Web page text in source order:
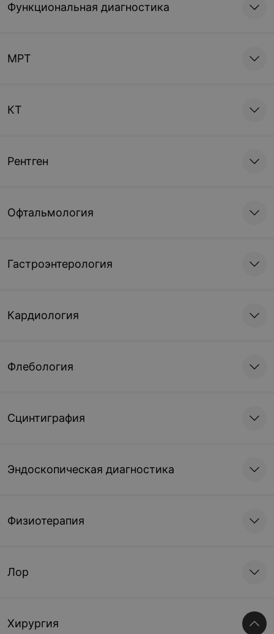
Функциональная диагностика
МРТ
КТ
Рентген
Офтальмология
Гастроэнтерология
Кардиология
Флебология
Сцинтиграфия
Эндоскопическая диагностика
Физиотерапия
Лор
Хирургия